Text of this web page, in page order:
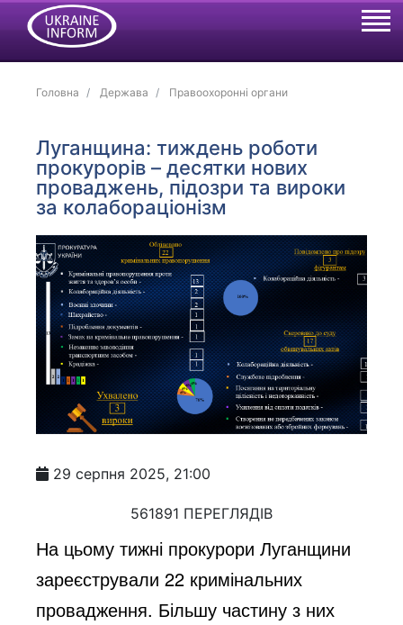
Головна Держава Правоохоронні органи
Луганщина: тиждень роботи
прокурорів – десятки нових
проваджень, підозри та вироки
за колабораціонізм
29 серпня 2025, 21:00
561891 ПЕРЕГЛЯДІВ
На цьому тижні прокурори Луганщини
зареєстрували 22 кримінальних
провадження. Більшу частину з них